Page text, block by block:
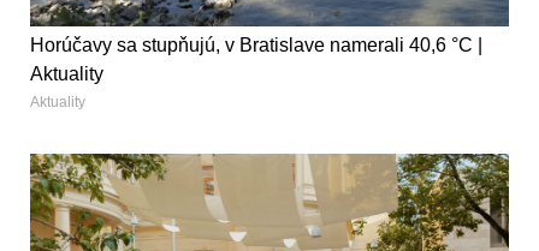
Horúčavy sa stupňujú, v Bratislave namerali 40,6 °C |
Aktuality
Aktuality